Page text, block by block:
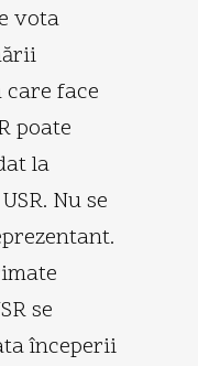
vota
face
poate
la
Nu se
se
începerii